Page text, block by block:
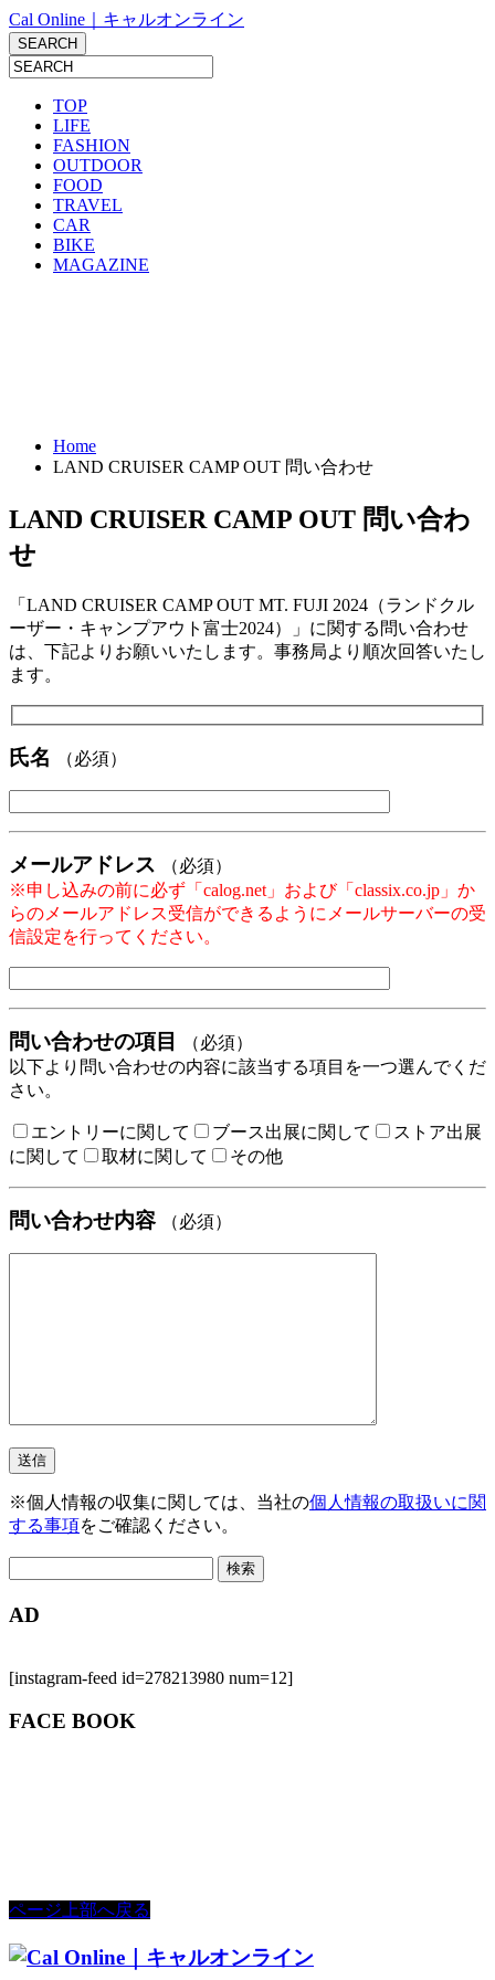
Cal Online｜キャルオンライン
TOP
LIFE
FASHION
OUTDOOR
FOOD
TRAVEL
CAR
BIKE
MAGAZINE
Home
LAND CRUISER CAMP OUT 問い合わせ
LAND CRUISER CAMP OUT 問い合わ
せ
「LAND CRUISER CAMP OUT MT. FUJI 2024（ランドクル
ーザー・キャンプアウト富士2024）」に関する問い合わせ
は、下記よりお願いいたします。事務局より順次回答いたし
ます。
氏名 （必須）
メールアドレス
（必須）
※申し込みの前に必ず「calog.net」および「classix.co.jp」か
らのメールアドレス受信ができるようにメールサーバーの受
信設定を行ってください。
問い合わせの項目
（必須）
以下より問い合わせの内容に該当する項目を一つ選んでくだ
さい。
エントリーに関して ブース出展に関して
ストア出展
に関して
取材に関して その他
問い合わせ内容 （必須）
※個人情報の収集に関しては、当社の個人情報の取扱いに関
する事項をご確認ください。
AD
[instagram-feed id=278213980 num=12]
FACE BOOK
ページ上部へ戻る